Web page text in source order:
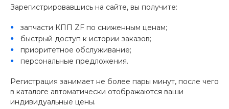
Зарегистрировавшись на сайте, вы получите:
запчасти КПП ZF по сниженным ценам;
быстрый доступ к истории заказов;
приоритетное обслуживание;
персональные предложения.
Регистрация занимает не более пары минут, после чего
в каталоге автоматически отображаются ваши
индивидуальные цены.